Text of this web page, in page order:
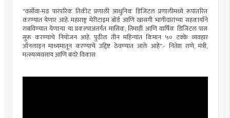
"वर्सोवा-मढ पारंपरिक तिकीट प्रणाली आधुनिक डिजिटल प्रणालीमध्ये रूपांतरित
करण्यात येणार आहे. महाराष्ट्र मेरीटाइम बोर्ड आणि खासगी भागीदारांच्या सहकार्याने
राबविण्यात येणाऱ्या या प्रकल्पाअंतर्गत मासिक, तिमाही आणि वार्षिक डिजिटल पास
सुरू करण्याचे नियोजन आहे. पुढील तीन महिन्यांत किमान ५० टक्के व्यवहार
ऑनलाइन माध्यमातून करण्याचे उद्दिष्ट ठेवण्यात आले आहे".- नितेश राणे, मंत्री,
मत्स्यव्यवसाय आणि बंदरे विकास